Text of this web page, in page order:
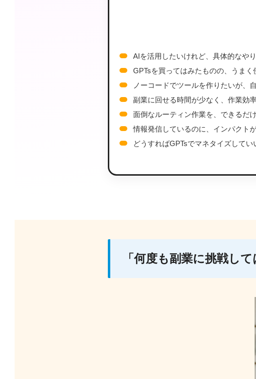
AIを活用したいけれど、具体的なや
GPTsを買ってはみたものの、うまく
ノーコードでツールを作りたいが、
副業に回せる時間が少なく、作業効
面倒なルーティン作業を、できるだ
情報発信しているのに、インパクト
どうすればGPTsでマネタイズして
「何度も副業に挑戦し